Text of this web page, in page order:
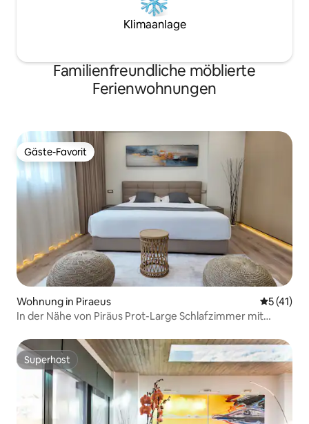
Klimaanlage
Familienfreundliche möblierte
Ferienwohnungen
Gäste-Favorit
Gäste-Favorit
Wohnung in Piraeus
5 (41)
In der Nähe von Piräus Prot-Large Schlafzimmer mit
Superhost
Superhost